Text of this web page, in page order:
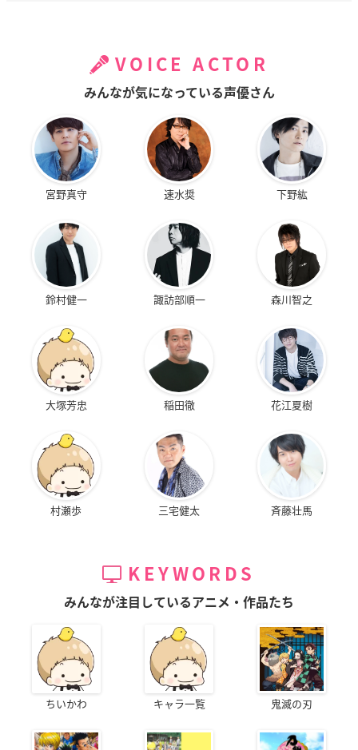
VOICE ACTOR
みんなが気になっている声優さん
宮野真守 速水奨 下野紘
鈴村健一 諏訪部順一 森川智之
大塚芳忠 稲田徹 花江夏樹
村瀬歩 三宅健太 斉藤壮馬
KEYWORDS
みんなが注目しているアニメ・作品たち
ちいかわ キャラ一覧 鬼滅の刃